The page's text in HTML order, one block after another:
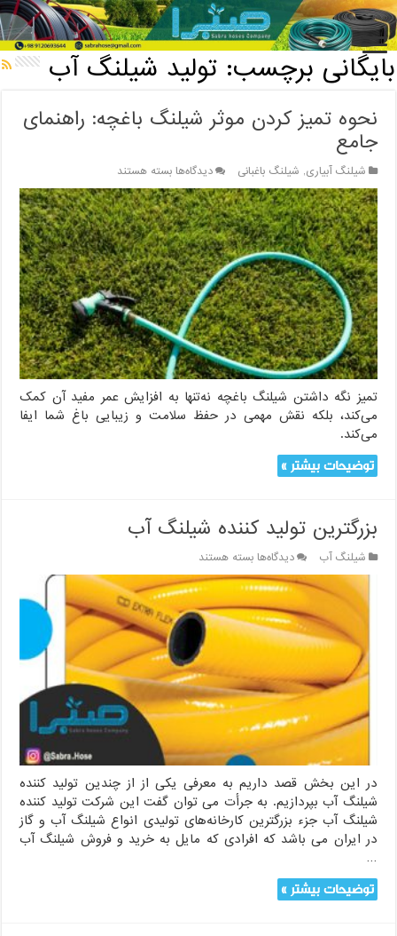
خانه / بایگانی برچسب: تولید شیلنگ آب
بایگانی برچسب:تولید شیلنگ آب
نحوه تمیز کردن موثر شیلنگ باغچه: راهنمای
جامع
شیلنگ آبیاری, شیلنگ باغبانی دیدگاه‌هابرای
نحوه
تمیز
کردن
موثر
شیلنگ
باغچه:
راهنمای
جامع
بسته هستند
تمیز نگه داشتن شیلنگ باغچه نه‌تنها به افزایش عمر مفید آن کمک
می‌کند، بلکه نقش مهمی در حفظ سلامت و زیبایی باغ شما ایفا
می‌کند.
توضیحات بیشتر »
بزرگترین تولید کننده شیلنگ آب
شیلنگ آب دیدگاه‌هابرای
بزرگترین
تولید
کننده
شیلنگ
آب
بسته هستند
در این بخش قصد داریم به معرفی یکی از از چندین تولید کننده
شیلنگ آب بپردازیم. به جرأت می توان گفت این شرکت تولید کننده
شیلنگ آب جزء بزرگترین کارخانه‌های تولیدی انواع شیلنگ آب و گاز
در ایران می باشد که افرادی که مایل به خرید و فروش شیلنگ آب
…
توضیحات بیشتر »